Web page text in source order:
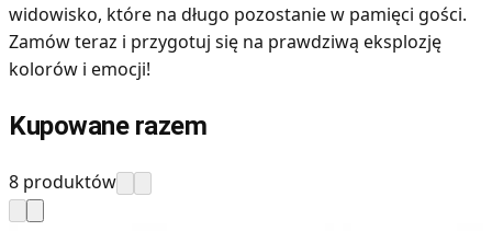
widowisko, które na długo pozostanie w pamięci gości.
Zamów teraz i przygotuj się na prawdziwą eksplozję
kolorów i emocji!
Kupowane razem
8 produktów